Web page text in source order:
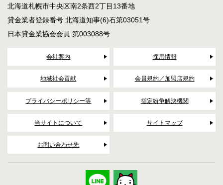
北海道札幌市中央区南2条西2丁目13番地
貸金業者登録番号 北海道知事(6)石第03051号
日本貸金業協会会員 第003088号
会社案内 採用情報
地域社会貢献 会員規約／加盟店規約
プライバシーポリシー等 指定紛争解決機関
当サイトについて サイトマップ
お問い合わせ先